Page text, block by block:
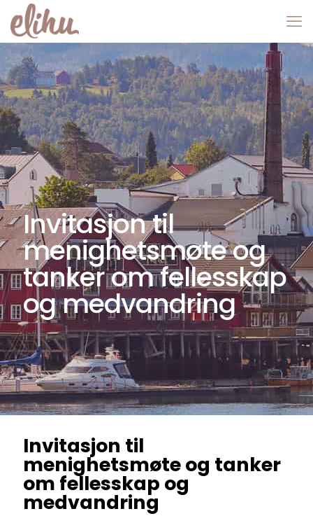
Invitasjon til
menighetsmøte og
tanker om fellesskap
og medvandring
Invitasjon til
menighetsmøte og tanker
om fellesskap og
medvandring